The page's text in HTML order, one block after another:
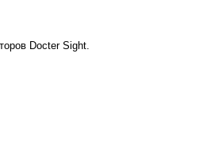
Docter Sight.